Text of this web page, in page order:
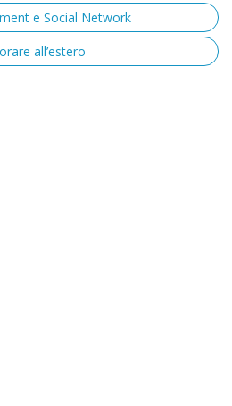
e Social Network
all’estero